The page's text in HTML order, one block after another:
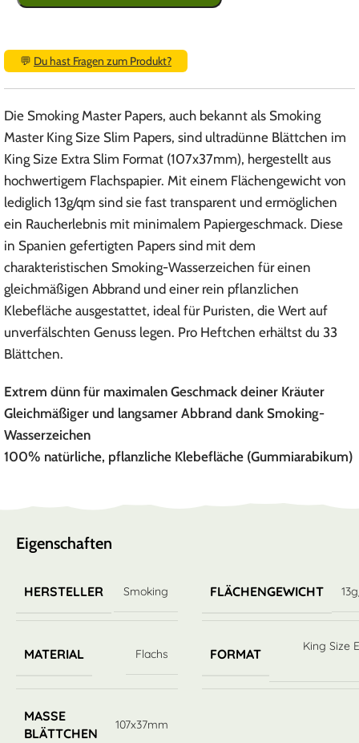
💬 Du hast Fragen zum Produkt?
Die Smoking Master Papers, auch bekannt als Smoking
Master King Size Slim Papers, sind ultradünne Blättchen im
King Size Extra Slim Format (107x37mm), hergestellt aus
hochwertigem Flachspapier. Mit einem Flächengewicht von
lediglich 13g/qm sind sie fast transparent und ermöglichen
ein Raucherlebnis mit minimalem Papiergeschmack. Diese
in Spanien gefertigten Papers sind mit dem
charakteristischen Smoking-Wasserzeichen für einen
gleichmäßigen Abbrand und einer rein pflanzlichen
Klebefläche ausgestattet, ideal für Puristen, die Wert auf
unverfälschten Genuss legen. Pro Heftchen erhältst du 33
Blättchen.
Extrem dünn für maximalen Geschmack deiner Kräuter
Gleichmäßiger und langsamer Abbrand dank Smoking-
Wasserzeichen
100% natürliche, pflanzliche Klebefläche (Gummiarabikum)
Eigenschaften
HERSTELLER Smoking FLÄCHENGEWICHT
MATERIAL Flachs FORMAT King Size
MASSE B
LÄTTCHEN
107x37mm